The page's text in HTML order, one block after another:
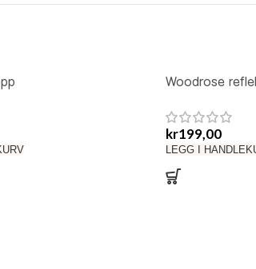
Woodrose
kr199,00
LEGG I